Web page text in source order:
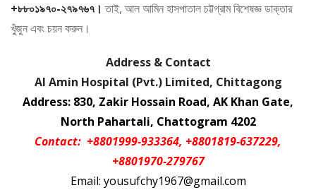
+৮৮০১৯৭০-২৭৯৭৬৭। তাই, আল আমিন হাসপাতাল চট্টগ্রাম বিশেষজ্ঞ ডাক্তার
খুঁজুন এবং চয়ন করুন।
Address & Contact
Al Amin Hospital (Pvt.) Limited, Chittagong
Address: 830, Zakir Hossain Road, AK Khan Gate,
North Pahartali, Chattogram 4202
Contact: +8801999-933364, +8801819-637229,
+8801970-279767
Email: yousufchy1967@gmail.com